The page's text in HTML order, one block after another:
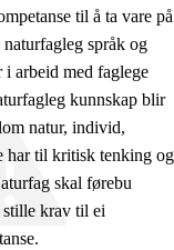
til å ta vare på
språk og
i arbeid med faglege
kunnskap blir
natur, individ,
har til kritisk tenking og
skal førebu
stille krav til ei